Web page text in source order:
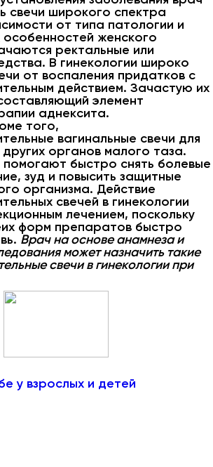
свечи широкого спектра
от типа патологии и
особенностей женского
ректальные или
В гинекологии широко
от воспаления придатков с
действием. Зачастую их
элемент
аднексита.
того,
вагинальные свечи для
органов малого таза.
быстро снять болевые
зуд и повысить защитные
организма. Действие
свечей в гинекологии
лечением, поскольку
форм препаратов быстро
Врач на основе анамнеза и
может назначить такие
свечи в гинекологии при
у взрослых и детей